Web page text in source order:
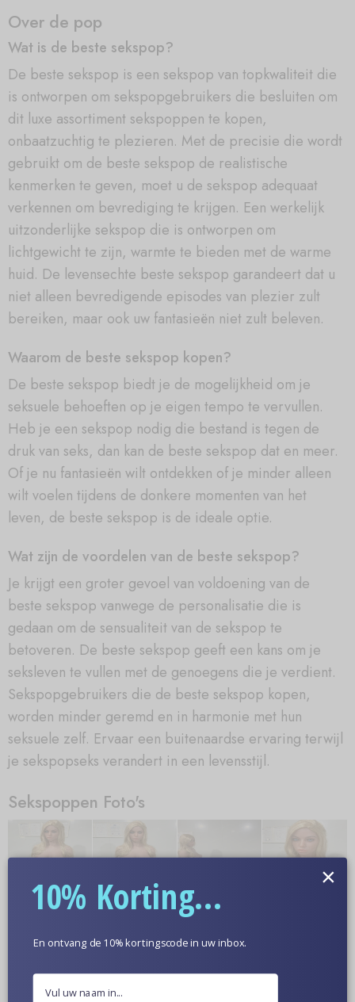
Over de pop
Wat is de beste sekspop?
De beste sekspop is een sekspop van topkwaliteit die
is ontworpen om sekspopgebruikers die besluiten om
dit luxe assortiment sekspoppen te kopen,
onbaatzuchtig te plezieren. Met de precisie die wordt
gebruikt om de beste sekspop de realistische
kenmerken te geven, moet u de sekspop adequaat
verkennen om bevrediging te krijgen. Een werkelijk
uitzonderlijke sekspop die is ontworpen om
lichtgewicht te zijn, warmte te bieden met de warme
huid. De levensechte beste sekspop garandeert dat u
niet alleen bevredigende episodes van plezier zult
bereiken, maar ook uw fantasieën niet zult beleven.
Waarom de beste sekspop kopen?
De beste sekspop biedt je de mogelijkheid om je
seksuele behoeften op je eigen tempo te vervullen.
Heb je een sekspop nodig die bestand is tegen de
druk van seks, dan kan de beste sekspop dat en meer.
Of je nu fantasieën wilt ontdekken of je minder alleen
wilt voelen tijdens de donkere momenten van het
leven, de beste sekspop is de ideale optie.
Wat zijn de voordelen van de beste sekspop?
Je krijgt een groter gevoel van voldoening van de
beste sekspop vanwege de personalisatie die is
gedaan om de sensualiteit van de sekspop te
betoveren. De beste sekspop geeft een kans om je
seksleven te vullen met de genoegens die je verdient.
Sekspopgebruikers die de beste sekspop kopen,
worden minder geremd en in harmonie met hun
seksuele zelf. Ervaar een buitenaardse ervaring terwijl
je sekspopseks verandert in een levensstijl.
Sekspoppen Foto's
10% Korting...
En ontvang de 10% kortingscode in uw inbox.
×